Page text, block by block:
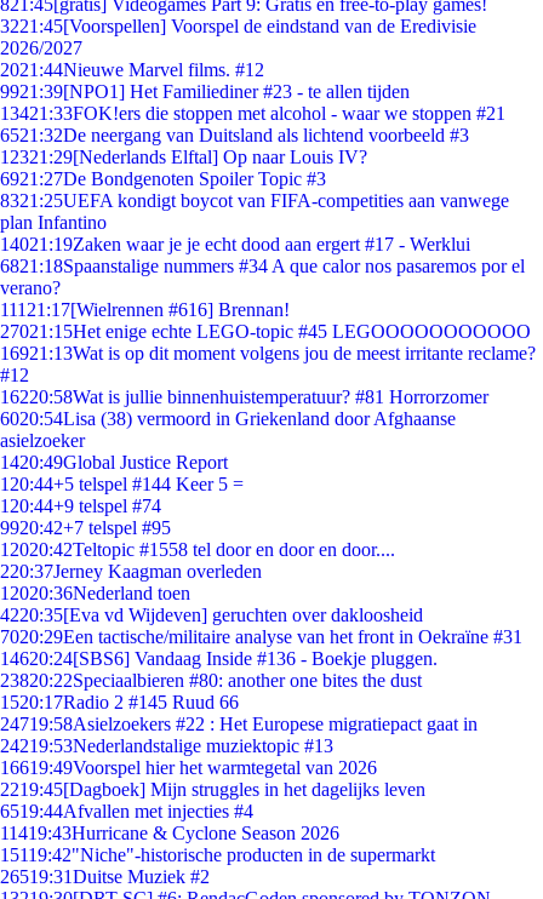
821:45[gratis] Videogames Part 9: Gratis en free-to-play games!
3221:45[Voorspellen] Voorspel de eindstand van de Eredivisie
2026/2027
2021:44Nieuwe Marvel films. #12
9921:39[NPO1] Het Familiediner #23 - te allen tijden
13421:33FOK!ers die stoppen met alcohol - waar we stoppen #21
6521:32De neergang van Duitsland als lichtend voorbeeld #3
12321:29[Nederlands Elftal] Op naar Louis IV?
6921:27De Bondgenoten Spoiler Topic #3
8321:25UEFA kondigt boycot van FIFA-competities aan vanwege
plan Infantino
14021:19Zaken waar je je echt dood aan ergert #17 - Werklui
6821:18Spaanstalige nummers #34 A que calor nos pasaremos por el
verano?
111 21:17[Wielrennen #616] Brennan!
27021:15Het enige echte LEGO-topic #45 LEGOOOOOOOOOOO
16921:13Wat is op dit moment volgens jou de meest irritante reclame?
#12
16220:58Wat is jullie binnenhuistemperatuur? #81 Horrorzomer
6020:54Lisa (38) vermoord in Griekenland door Afghaanse
asielzoeker
1420:49Global Justice Report
1 20:44+5 telspel #144 Keer 5 =
1 20:44+9 telspel #74
9920:42+7 telspel #95
12020:42Teltopic #1558 tel door en door en door....
220:37Jerney Kaagman overleden
12020:36Nederland toen
4220:35[Eva vd Wijdeven] geruchten over dakloosheid
7020:29Een tactische/militaire analyse van het front in Oekraïne #31
14620:24[SBS6] Vandaag Inside #136 - Boekje pluggen.
23820:22Speciaalbieren #80: another one bites the dust
1520:17Radio 2 #145 Ruud 66
24719:58Asielzoekers #22 : Het Europese migratiepact gaat in
24219:53Nederlandstalige muziektopic #13
16619:49Voorspel hier het warmtegetal van 2026
2219:45[Dagboek] Mijn struggles in het dagelijks leven
6519:44Afvallen met injecties #4
11419:43Hurricane & Cyclone Season 2026
15119:42"Niche"-historische producten in de supermarkt
26519:31Duitse Muziek #2